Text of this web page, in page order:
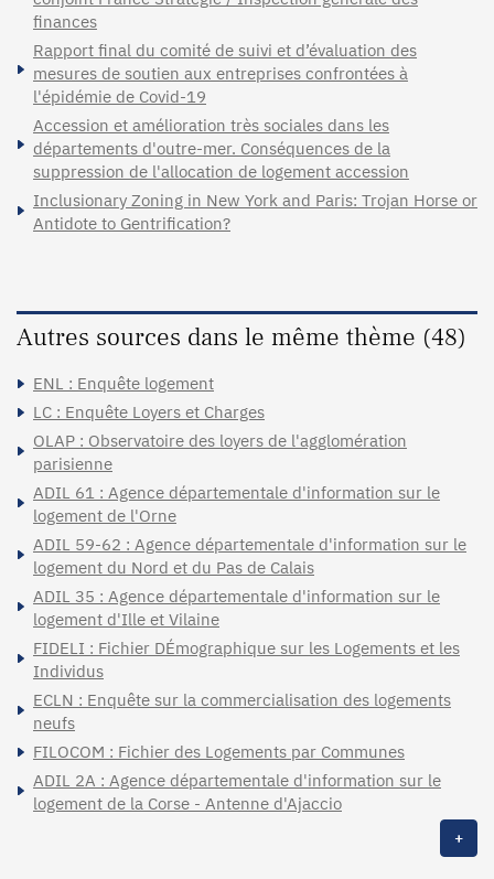
finances
Rapport final du comité de suivi et d’évaluation des
mesures de soutien aux entreprises confrontées à
l'épidémie de Covid-19
Accession et amélioration très sociales dans les
départements d'outre-mer. Conséquences de la
suppression de l'allocation de logement accession
Inclusionary Zoning in New York and Paris: Trojan Horse or
Antidote to Gentrification?
Autres sources dans le même thème (48)
ENL : Enquête logement
LC : Enquête Loyers et Charges
OLAP : Observatoire des loyers de l'agglomération
parisienne
ADIL 61 : Agence départementale d'information sur le
logement de l'Orne
ADIL 59-62 : Agence départementale d'information sur le
logement du Nord et du Pas de Calais
ADIL 35 : Agence départementale d'information sur le
logement d'Ille et Vilaine
FIDELI : Fichier DÉmographique sur les Logements et les
Individus
ECLN : Enquête sur la commercialisation des logements
neufs
FILOCOM : Fichier des Logements par Communes
ADIL 2A : Agence départementale d'information sur le
logement de la Corse - Antenne d'Ajaccio
+